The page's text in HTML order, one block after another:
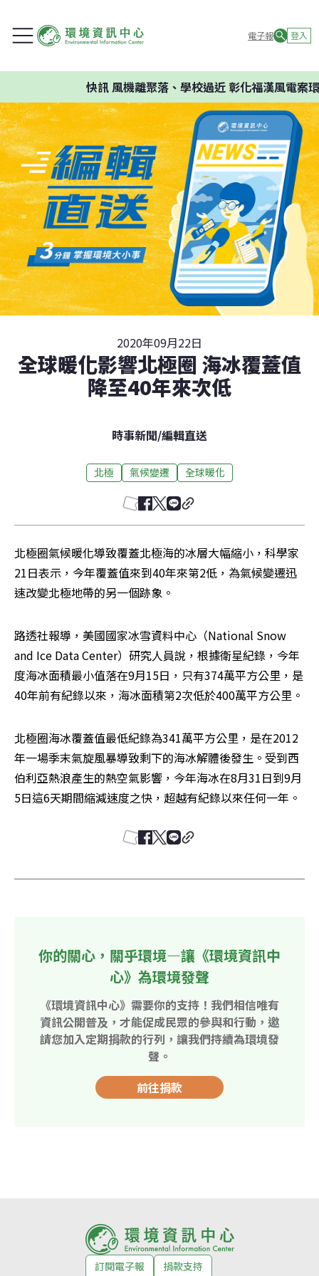
電子報 登入
快訊風機離聚落、學校過近 彰化福漢風電案環
2020年09月22日
全球暖化影響北極圈 海冰覆蓋值
降至40年來次低
時事新聞/編輯直送
北極 氣候變遷 全球暖化
北極圈氣候暖化導致覆蓋北極海的冰層大幅縮小，科學家
21日表示，今年覆蓋值來到40年來第2低，為氣候變遷迅
速改變北極地帶的另一個跡象。
路透社報導，美國國家冰雪資料中心（National Snow
and Ice Data Center）研究人員說，根據衛星紀錄，今年
度海冰面積最小值落在9月15日，只有374萬平方公里，是
40年前有紀錄以來，海冰面積第2次低於400萬平方公里。
北極圈海冰覆蓋值最低紀錄為341萬平方公里，是在2012
年一場季末氣旋風暴導致剩下的海冰解體後發生。受到西
伯利亞熱浪產生的熱空氣影響，今年海冰在8月31日到9月
5日這6天期間縮減速度之快，超越有紀錄以來任何一年。
你的關心，關乎環境—讓《環境資訊中
心》為環境發聲
《環境資訊中心》需要你的支持！我們相信唯有
資訊公開普及，才能促成民眾的參與和行動，邀
請您加入定期捐款的行列，讓我們持續為環境發
聲。
前往捐款
訂閱電子報 捐款支持